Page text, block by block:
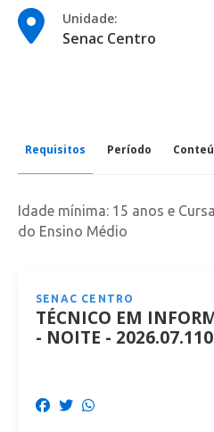
Unidade:
Senac Centro
Requisitos Período
Idade mínima: 15 anos e
do Ensino Médio
SENAC CENTRO
TÉCNICO EM
- NOITE -